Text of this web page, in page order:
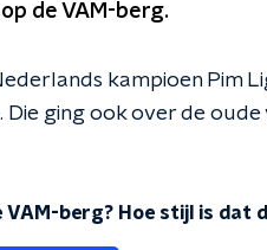
de VAM-berg.
kampioen Pim
Die ging ook over de
VAM-berg? Hoe stijl is dat